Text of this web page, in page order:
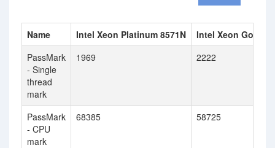
Name Intel Xeon Platinum 8571N
Intel Xeon Gold
PassMark
- Single
thread
mark
1969 2222
PassMark
- CPU
mark
68385 58725